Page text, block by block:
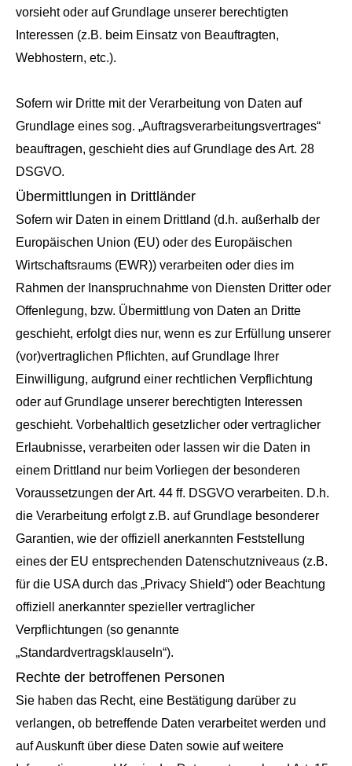
vorsieht oder auf Grundlage unserer berechtigten
Interessen (z.B. beim Einsatz von Beauftragten,
Webhostern, etc.).
Sofern wir Dritte mit der Verarbeitung von Daten auf
Grundlage eines sog. „Auftragsverarbeitungsvertrages“
beauftragen, geschieht dies auf Grundlage des Art. 28
DSGVO.
Übermittlungen in Drittländer
Sofern wir Daten in einem Drittland (d.h. außerhalb der
Europäischen Union (EU) oder des Europäischen
Wirtschaftsraums (EWR)) verarbeiten oder dies im
Rahmen der Inanspruchnahme von Diensten Dritter oder
Offenlegung, bzw. Übermittlung von Daten an Dritte
geschieht, erfolgt dies nur, wenn es zur Erfüllung unserer
(vor)vertraglichen Pflichten, auf Grundlage Ihrer
Einwilligung, aufgrund einer rechtlichen Verpflichtung
oder auf Grundlage unserer berechtigten Interessen
geschieht. Vorbehaltlich gesetzlicher oder vertraglicher
Erlaubnisse, verarbeiten oder lassen wir die Daten in
einem Drittland nur beim Vorliegen der besonderen
Voraussetzungen der Art. 44 ff. DSGVO verarbeiten. D.h.
die Verarbeitung erfolgt z.B. auf Grundlage besonderer
Garantien, wie der offiziell anerkannten Feststellung
eines der EU entsprechenden Datenschutzniveaus (z.B.
für die USA durch das „Privacy Shield“) oder Beachtung
offiziell anerkannter spezieller vertraglicher
Verpflichtungen (so genannte
„Standardvertragsklauseln“).
Rechte der betroffenen Personen
Sie haben das Recht, eine Bestätigung darüber zu
verlangen, ob betreffende Daten verarbeitet werden und
auf Auskunft über diese Daten sowie auf weitere